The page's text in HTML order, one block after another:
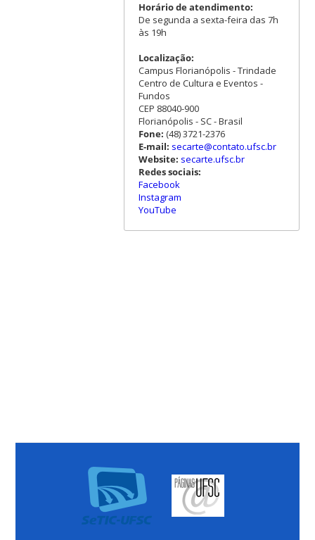
Horário de atendimento:
De segunda a sexta-feira das 7h
às 19h
Localização:
Campus Florianópolis - Trindade
Centro de Cultura e Eventos -
Fundos
CEP 88040-900
Florianópolis - SC - Brasil
Fone: (48) 3721-2376
E-mail: secarte@contato.ufsc.br
Website: secarte.ufsc.br
Redes sociais:
Facebook
Instagram
YouTube